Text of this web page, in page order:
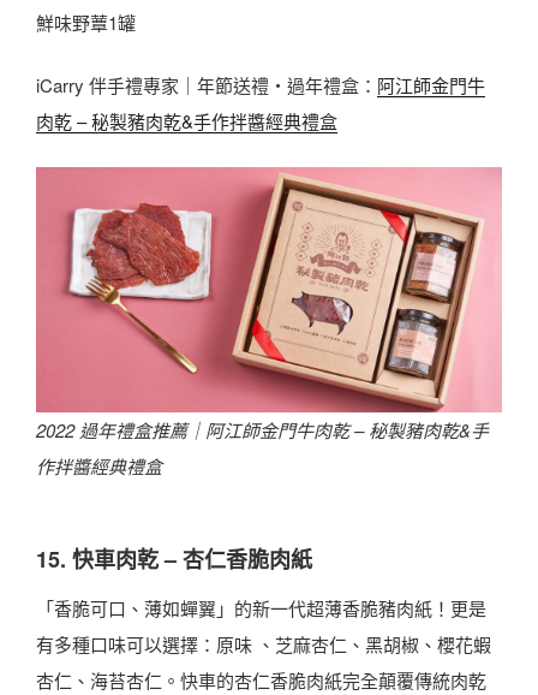
鮮味野蕈1罐
iCarry 伴手禮專家｜年節送禮・過年禮盒： 阿江師金門牛
肉乾 – 秘製豬肉乾&手作拌醬經典禮盒
2022 過年禮盒推薦｜ 阿江師金門牛肉乾 – 秘製豬肉乾&手
作拌醬經典禮盒
15. 快車肉乾 – 杏仁香脆肉紙
「香脆可口、薄如蟬翼」的新一代超薄香脆豬肉紙！更是
有多種口味可以選擇：原味 、芝麻杏仁、黑胡椒、櫻花蝦
杏仁、海苔杏仁。快車的杏仁香脆肉紙完全顛覆傳統肉乾